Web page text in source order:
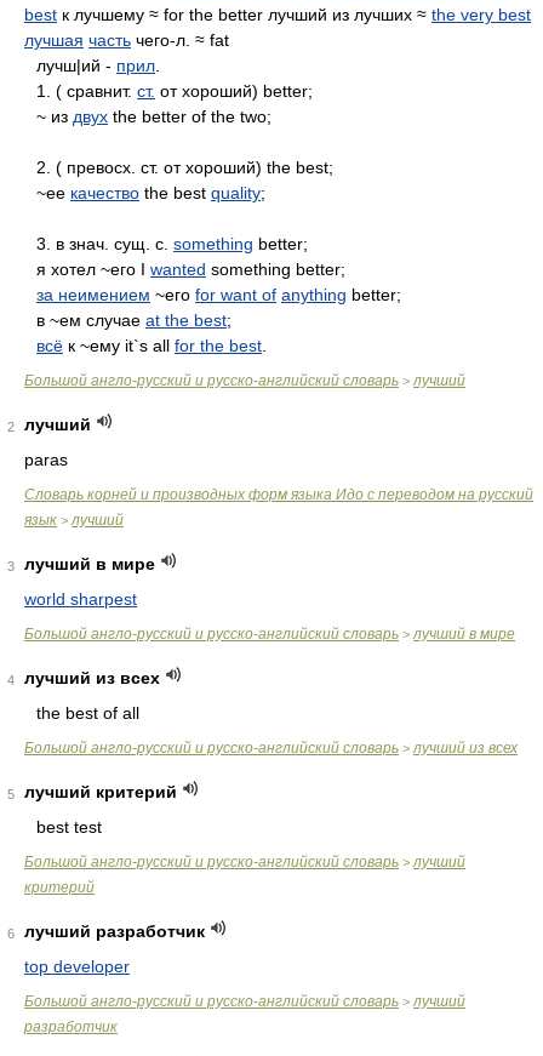
best к лучшему ≈ for the better лучший из лучших ≈ the very best
лучшая часть чего-л. ≈ fat
лучш|ий - прил
1. ( сравнит. ст. от хороший) better;
~ из двух the better of the two;
2. ( превосх. ст. от хороший) the best;
~ее качество the best quality;
3. в знач. сущ. с. something better;
я хотел ~его I wanted something better;
за неимением ~его for want of anything better;
в ~ем случае at the best;
всё к ~ему it`s all for the best
Большой англо-русский и русско-английский словарь > лучший
2
лучший
paras
Словарь корней и производных форм языка Идо с переводом на русский
язык > лучший
3
лучший в мире
world sharpest
Большой англо-русский и русско-английский словарь > лучший в мире
4
лучший из всех
the best of all
Большой англо-русский и русско-английский словарь > лучший из всех
5
лучший критерий
best test
Большой англо-русский и русско-английский словарь > лучший
критерий
6
лучший разработчик
top developer
Большой англо-русский и русско-английский словарь > лучший
разработчик